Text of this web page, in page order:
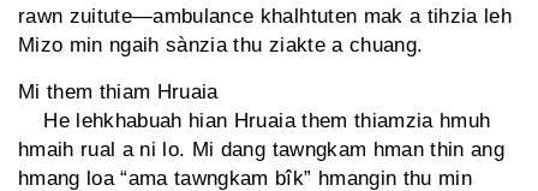
rawn zuitute—ambulance khalhtuten mak a tihzia leh
Mizo min ngaih sànzia thu ziakte a chuang.
Mi them thiam Hruaia
He lehkhabuah hian Hruaia them thiamzia hmuh
hmaih rual a ni lo. Mi dang tawngkam hman thin ang
hmang loa “ama tawngkam bîk” hmangin thu min